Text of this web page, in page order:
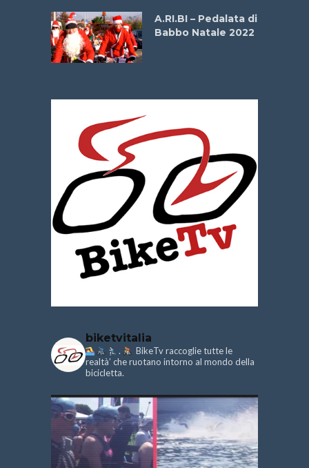
A.RI.BI – Pedalata di
Babbo Natale 2022
biketvitalia
.
BikeTv raccoglie tutte le
realtà’ che ruotano intorno al mondo della
bicicletta.